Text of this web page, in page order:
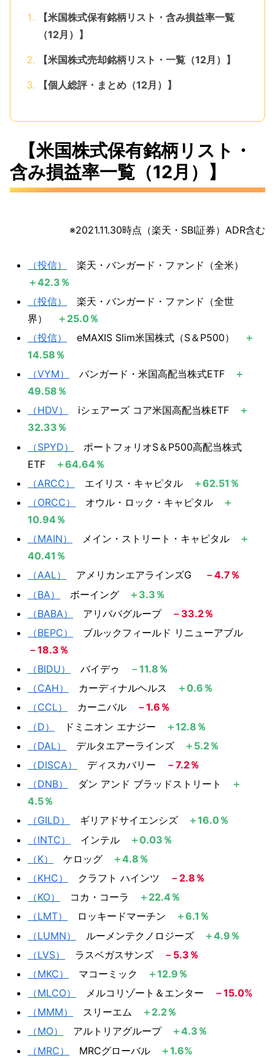
【米国株式保有銘柄リスト・含み損益率一覧
（12月）】
【米国株式売却銘柄リスト・一覧（12月）】
【個人総評・まとめ（12月）】
【米国株式保有銘柄リスト・
含み損益率一覧（12月）】
※2021.11.30時点（楽天・SBI証券）​​​​ADR​含む
（投信）
楽天・バンガード・ファンド（全米）
＋42.3％
（投信）
楽天・バンガード・ファンド（全世
界）
＋25.0％
（投信）
eMAXIS Slim米国株式（S＆P500）
＋
14.58％
（VYM）
​ バンガード・米国高配当株式ETF ​
＋
49.58％​
（HDV）
​​ iシェアーズ コア米国高配当株ETF ​
＋
32.33％​
（SPYD）
​ ポートフォリオS＆P500高配当株式
ETF ​
＋64.64％​
（ARCC）
​ エイリス・キャピタル ​
＋62.51％​
（ORCC）​
​ オウル・ロック・キャピタル ​
＋
10.94％​
（MAIN）
​ メイン・ストリート・キャピタル
＋
40.41％​​​
（AAL）
​ アメリカンエアラインズG
－4.7％​​
（BA）​
ボーイング ​
＋3.3％​
（BABA）
​アリババグループ ​​
－33.2％​​
（BEPC）
​ ブルックフィールド リニューアブル ​
－18.3％​​
（BIDU）
​ バイデゥ
－11.8％
（CAH）
​ カーディナルヘルス
＋0.6％
（CCL）
​ カーニバル
－1.6％
（D）
​ ドミニオン エナジー
＋12.8％​
（DAL）
​デルタエアーラインズ
＋5.2％
（DISCA）
​ディスカバリー
－7.2％
（DNB）
ダン アンド ブラッドストリート
＋
4.5％
（GILD）
​ ギリアドサイエンシズ
＋16.0％
（INTC）
​ インテル​ ​​
＋0.03％​​
（K）
​ ケロッグ
＋4.8％
（KHC）
​クラフト ハインツ​ ​
－2.8％​
（KO）​
コカ・コーラ ​
＋22.4％​​
（LMT）
​ ロッキードマーチン ​
＋6.1％​
（LUMN）
​ ルーメンテクノロジーズ
＋4.9％
（LVS）
​ ラスベガスサンズ​
－5.3％
（MKC）
​ マコーミック
＋12.9％
（MLCO）
​ メルコリゾート＆エンター
－15.0%
​​（MMM）​
​ スリーエム ​​
＋2.2％​​​
（MO）
​ アルトリアグループ
＋4.3％
（MRC）
MRCグローバル ＋1.6%